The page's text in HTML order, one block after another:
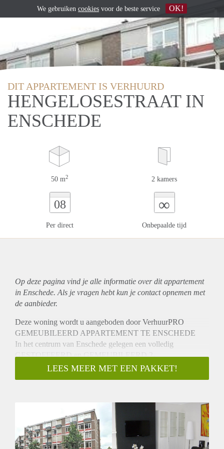
DIT APPARTEMENT IS VERHUURD
HENGELOSESTRAAT IN
ENSCHEDE
50 m2 2 kamers
08
Per direct
∞
Onbepaalde tijd
Op deze pagina vind je alle informatie over ditappartement
in Enschede. Als je vragen hebt kun je contact opnemen met
de aanbieder.
Deze woning wordt u aangeboden door VerhuurPRO
GEMEUBILEERD APPARTEMENT TE ENSCHEDE
In het centrum van Enschede gelegen een volledig
GESTOFFEERD en GEMEUBILEERD 2-
kamerappartement met aparte berging in het souterrain. Het
appartementencomplex ligt tegenover het NS station en
Entree, hal, slaapkamer, balkon, badkamer met douche en
toilet, woonkamer met open keuken voorzien van modern
keukenblok met oven, kookplaat, afzuigkap, koelkast en
vriezer. Ook is er een tv, wasmachine en droger aanwezig.
LEES MEER MET EEN PAKKET!
We gebruiken cookies voor de beste service OK!